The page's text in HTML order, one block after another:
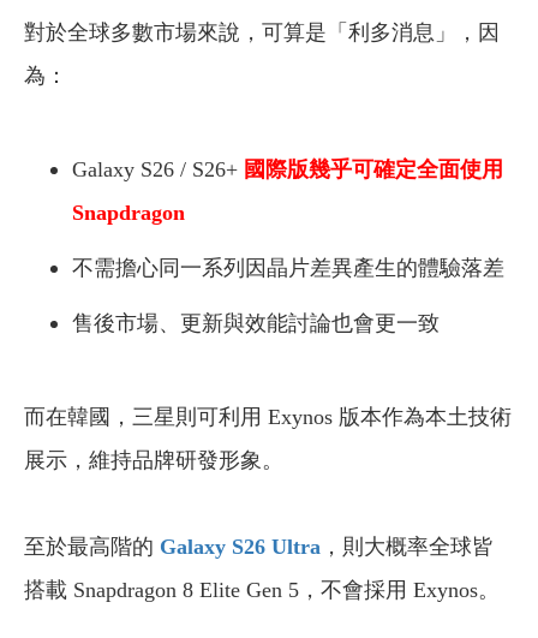
對於全球多數市場來說，可算是「利多消息」，因
為：
Galaxy S26 / S26+ 國際版幾乎可確定全面使用
Snapdragon
不需擔心同一系列因晶片差異產生的體驗落差
售後市場、更新與效能討論也會更一致
而在韓國，三星則可利用 Exynos 版本作為本土技術
展示，維持品牌研發形象。
至於最高階的 Galaxy S26 Ultra ，則大概率全球皆
搭載 Snapdragon 8 Elite Gen 5，不會採用 Exynos。